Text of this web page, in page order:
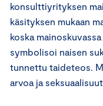
konsulttiyrityksen
käsityksen mukaan
koska
symbolisoi naisen
tunnettu taideteos.
arvoa ja